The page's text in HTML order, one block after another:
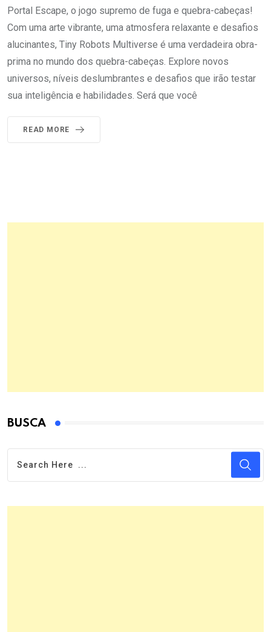
Portal Escape, o jogo supremo de fuga e quebra-cabeças!
Com uma arte vibrante, uma atmosfera relaxante e desafios
alucinantes, Tiny Robots Multiverse é uma verdadeira obra-
prima no mundo dos quebra-cabeças. Explore novos
universos, níveis deslumbrantes e desafios que irão testar
sua inteligência e habilidades. Será que você
READ MORE
BUSCA